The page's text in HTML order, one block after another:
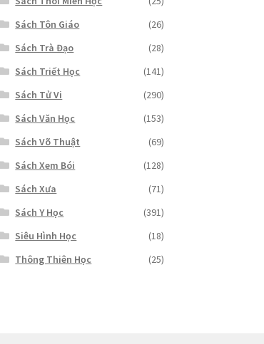
Sách Tôn Giáo
(26)
Sách Trà Đạo
(28)
Sách Triết Học
(141)
Sách Tử Vi
(290)
Sách Văn Học
(153)
Sách Võ Thuật
(69)
Sách Xem Bói
(128)
Sách Xưa
(71)
Sách Y Học
(391)
Siêu Hình Học
(18)
Thông Thiên Học
(25)